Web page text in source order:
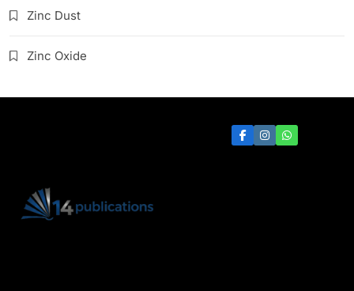
Zinc Dust
Zinc Oxide